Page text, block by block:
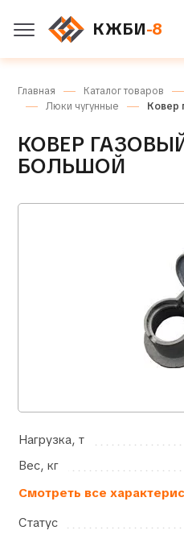
КЖБИ-8
Главная Каталог товаров
Люки чугунные
Ковер
КОВЕР
БОЛЬШОЙ
Нагрузка, т
Вес, кг
Смотреть все
Статус